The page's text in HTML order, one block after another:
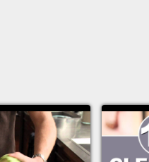
mattress, pour vodka into
mattress, and let it air-dry.
你的床墊會隨著時間過去積